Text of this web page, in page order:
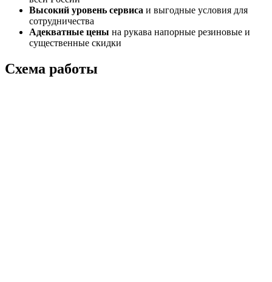
Высокий уровень сервиса и выгодные условия для
сотрудничества
Адекватные цены на рукава напорные резиновые и
существенные скидки
Схема работы